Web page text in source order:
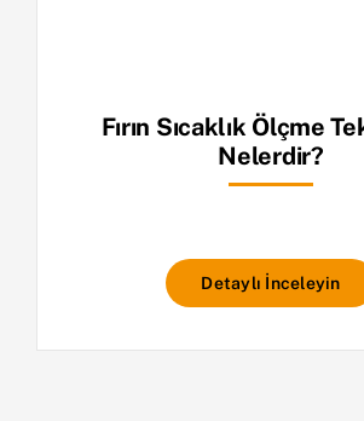
Fırın Sıcaklık Ölçme
Nelerdir?
Detaylı İnceleyin